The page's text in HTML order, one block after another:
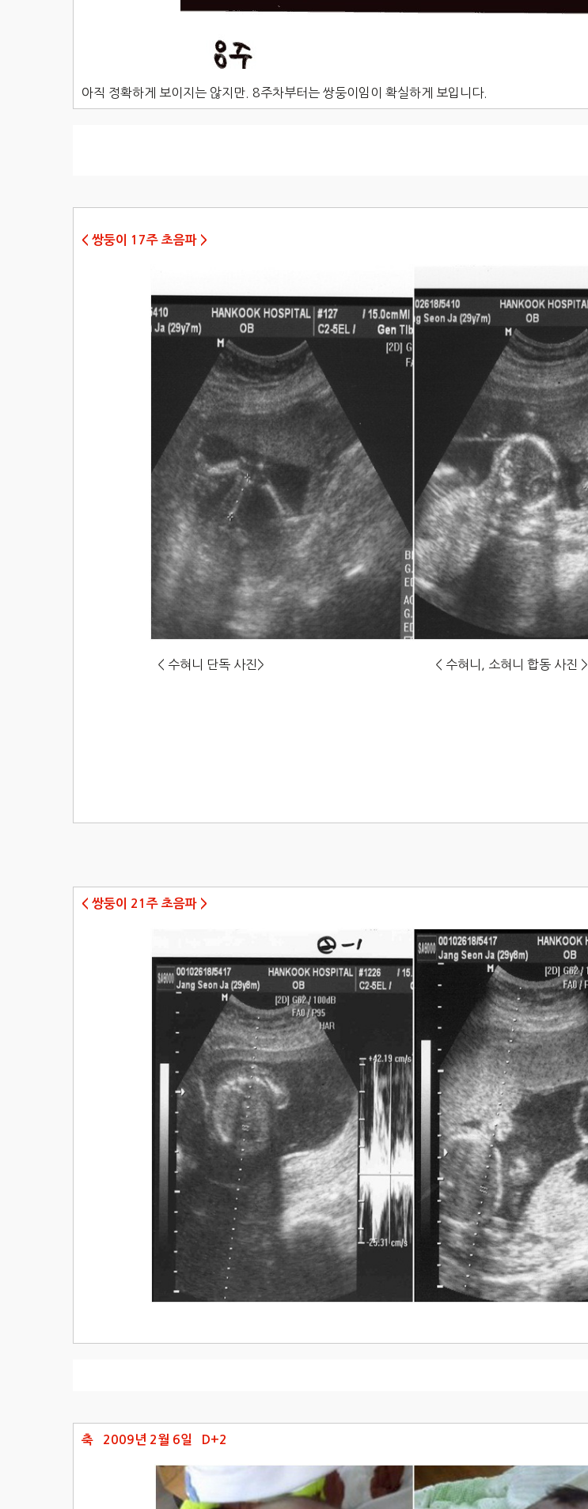
아직 정확하게 보이지는 않지만. 8주차부터는 쌍둥이임이 확실하게 보입니다.
< 쌍둥이 17주 초음파 >
< 수혀니 단독 사진> < 수혀니, 소혀니 합동 사진 >
< 쌍둥이 21주 초음파 >
축 2009년 2월 6일 D+2